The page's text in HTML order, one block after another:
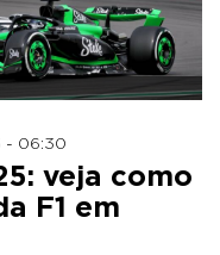
- 06:30
veja como
F1 em